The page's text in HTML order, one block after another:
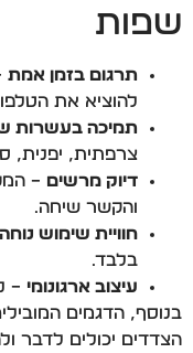
שפות
תרגום בזמן אמת
להוציא את
תמיכה בעשרות
צרפתית, יפנית,
דיוק מרשים –
והקשר שיחה.
חוויית שימוש נוחה
בלבד.
עיצוב ארגונומי –
בנוסף, הדגמים
הצדדים יכולים לדבר